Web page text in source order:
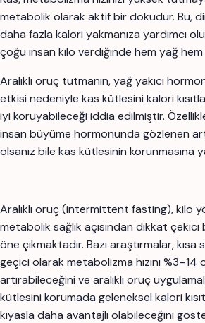
metabolik olarak aktif bir dokudur. Bu,
daha fazla kalori yakmanıza yardımcı
çoğu insan kilo verdiğinde hem yağ
Aralıklı oruç tutmanın, yağ yakıcı
etkisi nedeniyle kas kütlesini kalori
iyi koruyabileceği iddia edilmiştir.
insan büyüme hormonunda gözlenen
olsanız bile kas kütlesinin korunmasına
Aralıklı oruç (intermittent fasting), kilo
metabolik sağlık açısından dikkat
öne çıkmaktadır. Bazı araştırmalar, kısa
geçici olarak metabolizma hızını %3–14
artırabileceğini ve aralıklı oruç
kütlesini korumada geleneksel kalori
kıyasla daha avantajlı olabileceğini